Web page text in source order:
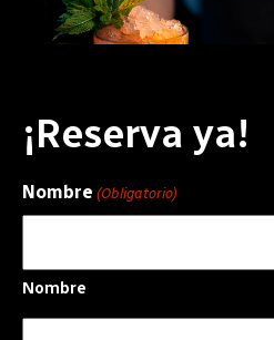
¡Reserva ya!
Nombre (Obligatorio)
Nombre